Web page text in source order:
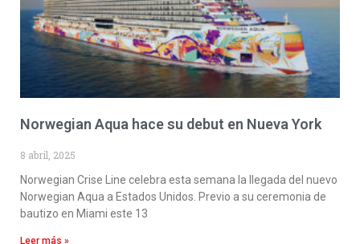
Norwegian Aqua hace su debut en Nueva York
8 abril, 2025
Norwegian Crise Line celebra esta semana la llegada del nuevo
Norwegian Aqua a Estados Unidos. Previo a su ceremonia de
bautizo en Miami este 13
Leer más »